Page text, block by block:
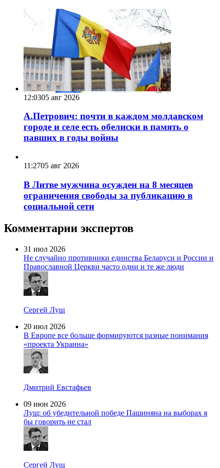
12:0305 авг 2026
А.Петрович: почти в каждом молдавском
городе и селе есть обелиски в память о
павших в годы войны
11:2705 авг 2026
В Литве мужчина осужден на 8 месяцев
ограничения свободы за публикацию в
социальной сети
Комментарии экспертов
31 июл 2026
Не случайно противники единства Беларуси и России и
Православной Церкви часто одни и те же люди
Сергей Лущ
20 июл 2026
В Европе все больше формируются разные понимания
«проекта Украина»
Дмитрий Евстафьев
09 июн 2026
Лущ: об убедительной победе Пашиняна на выборах я
бы говорить не стал
Сергей Лущ